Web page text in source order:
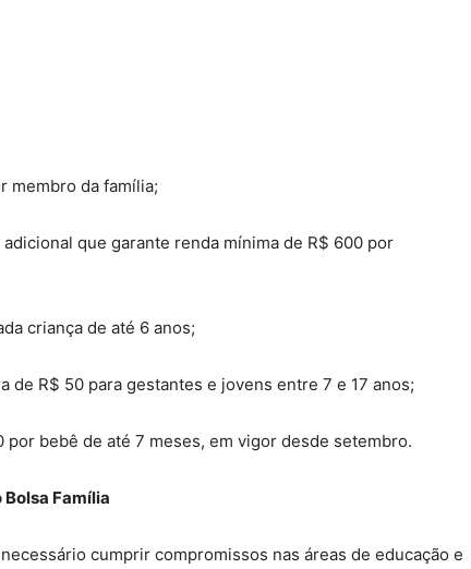
membro da família;
que garante renda mínima de R$ 600 por
criança de até 6 anos;
de R$ 50 para gestantes e jovens entre 7 e 17 anos;
por bebê de até 7 meses, em vigor desde setembro.
Família
cumprir compromissos nas áreas de educação e